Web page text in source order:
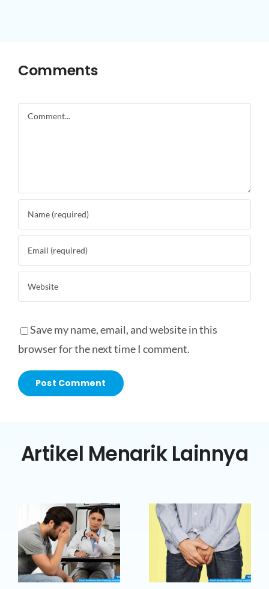
Comments
Comment
Save my name, email, and website in this
browser for the next time I comment.
Artikel Menarik Lainnya